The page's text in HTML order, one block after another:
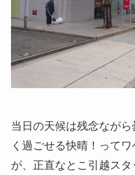
当日の天候は残念なが
く過ごせる快晴！って
が、正直なとこ引越ス